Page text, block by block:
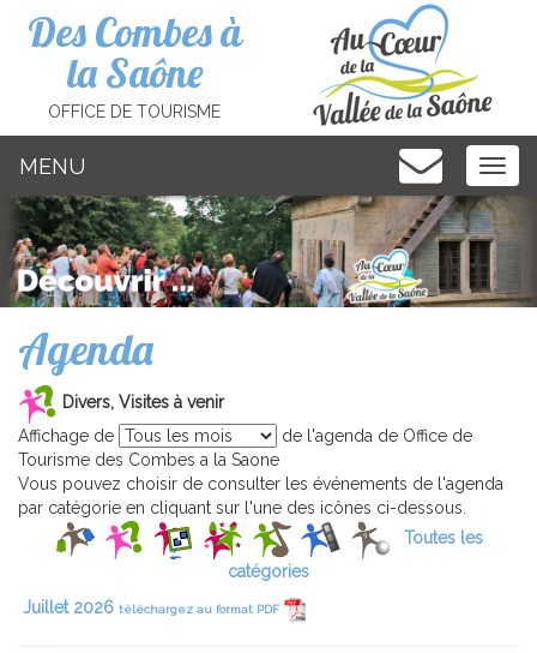
Des Combes à
la Saône
OFFICE DE TOURISME
MENU
Agenda
Divers, Visites à venir
Affichage de
de l'agenda de Office de
Tourisme des Combes a la Saone
Vous pouvez choisir de consulter les événements de l'agenda
par catégorie en cliquant sur l'une des icônes ci-dessous.
Toutes les
catégories
Juillet 2026 téléchargez au format PDF